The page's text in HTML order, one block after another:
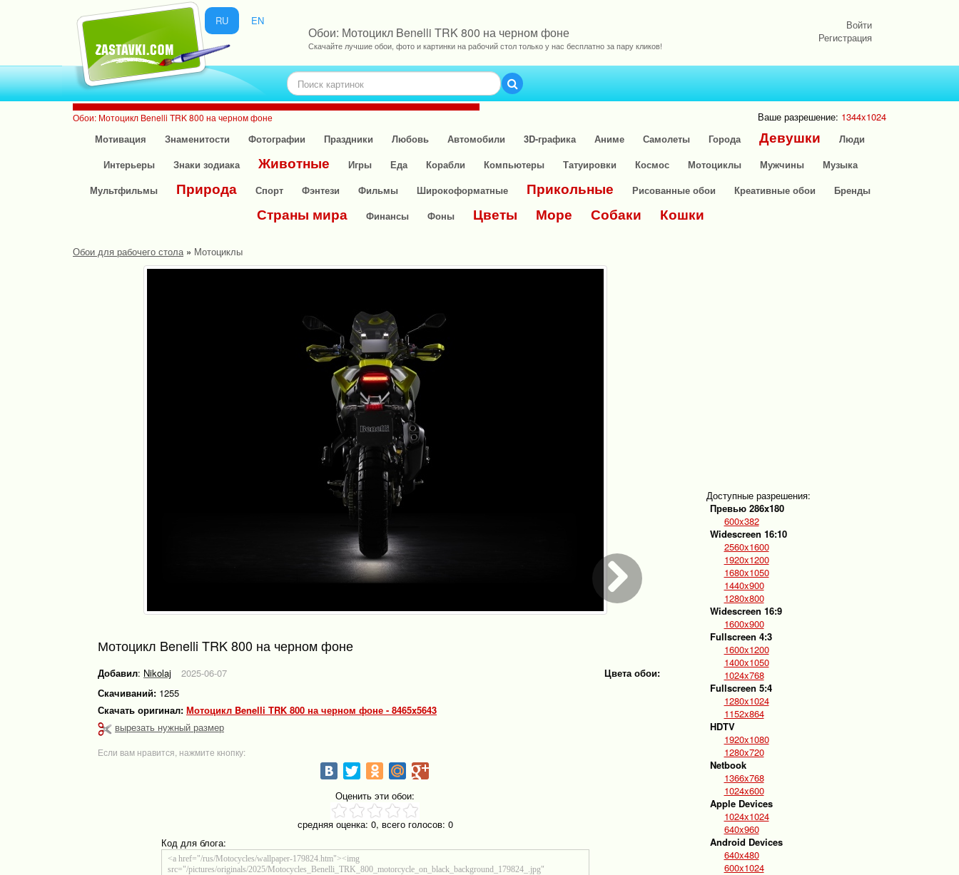
RU EN
Обои: Мотоцикл Benelli TRK 800 на черном фоне
Скачайте лучшие обои, фото и картинки на рабочий стол только у нас бесплатно за пару кликов!
Войти
Регистрация
Обои: Мотоцикл Benelli TRK 800 на черном фоне Ваше разрешение: 1344x1024
Мотивация
Знаменитости Фотографии Праздники Любовь Автомобили 3D-графика Аниме Самолеты Города Девушки
Люди
Интерьеры
Знаки зодиака Животные Игры Еда Корабли Компьютеры Татуировки Космос Мотоциклы Мужчины
Музыка
Мультфильмы
Природа Спорт Фэнтези Фильмы Широкоформатные Прикольные Рисованные обои Креативные обои Бренды
Страны мира Финансы Фоны Цветы Море Собаки Кошки
Обои для рабочего стола» Мотоциклы
Мотоцикл Benelli TRK 800 на черном фоне
Добавил: Nikolaj
2025-06-07
Скачиваний: 1255
Скачать оригинал:
Мотоцикл Benelli TRK 800 на черном фоне - 8465x5643
вырезать нужный размер
Цвета обои:
Если вам нравится, нажмите кнопку:
Оценить эти обои:
средняя оценка: 0, всего голосов: 0
Код для блога:
Доступные разрешения:
Превью 286x180
600x382
Widescreen 16:10
2560x1600
1920x1200
1680x1050
1440x900
1280x800
Widescreen 16:9
1600x900
Fullscreen 4:3
1600x1200
1400x1050
1024x768
Fullscreen 5:4
1280x1024
1152x864
HDTV
1920x1080
1280x720
Netbook
1366x768
1024x600
Apple Devices
1024x1024
640x960
Android Devices
640x480
600x1024